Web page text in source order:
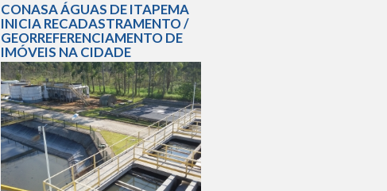
CONASA ÁGUAS DE ITAPEMA
INICIA RECADASTRAMENTO /
GEORREFERENCIAMENTO DE
IMÓVEIS NA CIDADE